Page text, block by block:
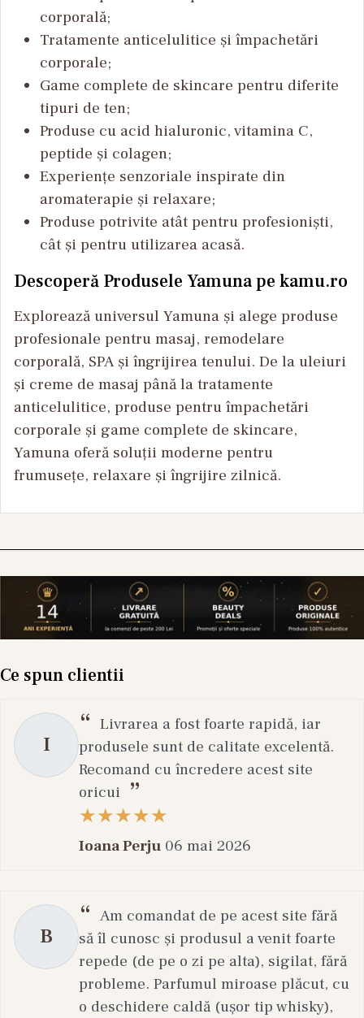
corporală;
Tratamente anticelulitice și împachetări
corporale;
Game complete de skincare pentru diferite
tipuri de ten;
Produse cu acid hialuronic, vitamina C,
peptide și colagen;
Experiențe senzoriale inspirate din
aromaterapie și relaxare;
Produse potrivite atât pentru profesioniști,
cât și pentru utilizarea acasă.
Descoperă Produsele Yamuna pe kamu.ro
Explorează universul Yamuna și alege produse
profesionale pentru masaj, remodelare
corporală, SPA și îngrijirea tenului. De la uleiuri
și creme de masaj până la tratamente
anticelulitice, produse pentru împachetări
corporale și game complete de skincare,
Yamuna oferă soluții moderne pentru
frumusețe, relaxare și îngrijire zilnică.
Ce spun clientii
I
Livrarea a fost foarte rapidă, iar
produsele sunt de calitate excelentă.
Recomand cu încredere acest site
oricui
Ioana Perju 06 mai 2026
B
Am comandat de pe acest site fără
să îl cunosc și produsul a venit foarte
repede (de pe o zi pe alta), sigilat, fără
probleme. Parfumul miroase plăcut, cu
o deschidere caldă (ușor tip whisky),